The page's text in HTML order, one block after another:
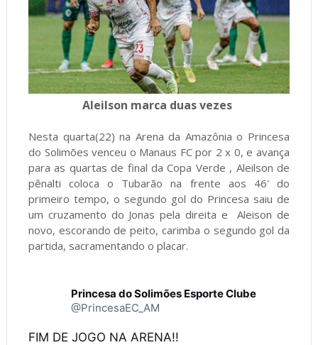
Aleilson marca duas vezes
Nesta quarta(22) na Arena da Amazônia o Princesa
do Solimões venceu o Manaus FC por 2 x 0, e avança
para as quartas de final da Copa Verde , Aleilson de
pênalti coloca o Tubarão na frente aos 46' do
primeiro tempo, o segundo gol do Princesa saiu de
um cruzamento do Jonas pela direita e Aleison de
novo, escorando de peito, carimba o segundo gol da
partida, sacramentando o placar.
Princesa do Solimões Esporte Clube
@PrincesaEC_AM
FIM DE JOGO NA ARENA!!